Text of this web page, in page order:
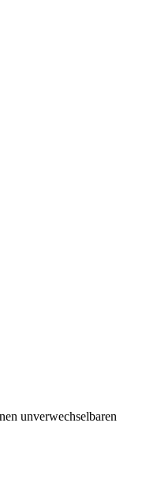
unverwechselbaren